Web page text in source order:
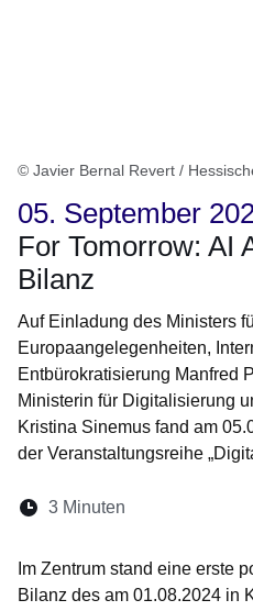
© Javier Bernal Revert /
05. September
For Tomorrow: AI
Bilanz
Auf Einladung des Ministers
Europaangelegenheiten,
Entbürokratisierung Manfred
Ministerin für Digitalisierung
Kristina Sinemus fand am
der Veranstaltungsreihe
Lesedauer:
3 Minuten
Im Zentrum stand eine erste
Bilanz des am 01.08.2024 in